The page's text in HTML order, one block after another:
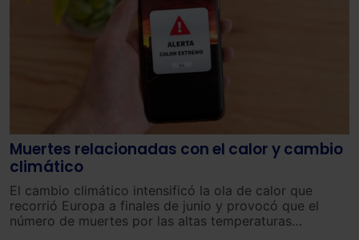
Muertes relacionadas con el calor y cambio
climático
El cambio climático intensificó la ola de calor que
recorrió Europa a finales de junio y provocó que el
número de muertes por las altas temperaturas